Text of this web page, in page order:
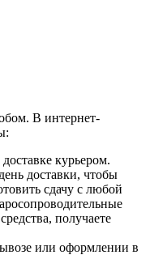
В интернет-
курьером.
доставки, чтобы
сдачу с любой
получаете
или оформлении в